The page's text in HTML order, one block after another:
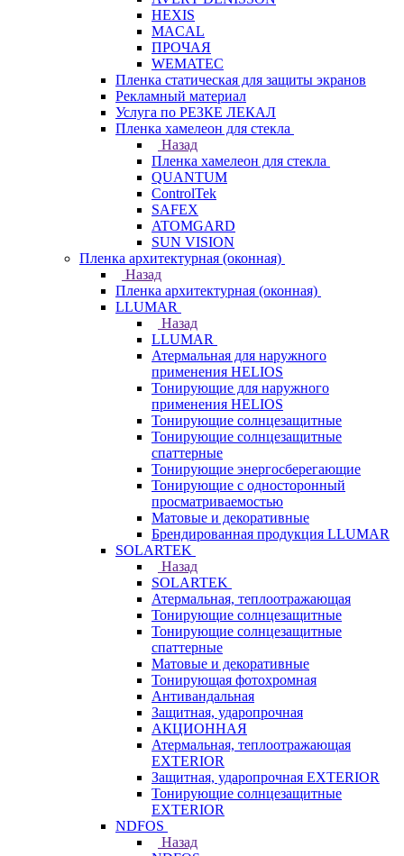
HEXIS
MACAL
ПРОЧАЯ
WEMATEC
Пленка статическая для защиты экранов
Рекламный материал
Услуга по РЕЗКЕ ЛЕКАЛ
Пленка хамелеон для стекла
Назад
Пленка хамелеон для стекла
QUANTUM
ControlTek
SAFEX
ATOMGARD
SUN VISION
Пленка архитектурная (оконная)
Назад
Пленка архитектурная (оконная)
LLUMAR
Назад
LLUMAR
Атермальная для наружного
применения HELIOS
Тонирующие для наружного
применения HELIOS
Тонирующие солнцезащитные
Тонирующие солнцезащитные
спаттерные
Тонирующие энергосберегающие
Тонирующие с односторонный
просматриваемостью
Матовые и декоративные
Брендированная продукция LLUMAR
SOLARTEK
Назад
SOLARTEK
Атермальная, теплоотражающая
Тонирующие солнцезащитные
Тонирующие солнцезащитные
спаттерные
Матовые и декоративные
Тонирующая фотохромная
Антивандальная
Защитная, ударопрочная
АКЦИОННАЯ
Атермальная, теплоотражающая
EXTERIOR
Защитная, ударопрочная EXTERIOR
Тонирующие солнцезащитные
EXTERIOR
NDFOS
Назад